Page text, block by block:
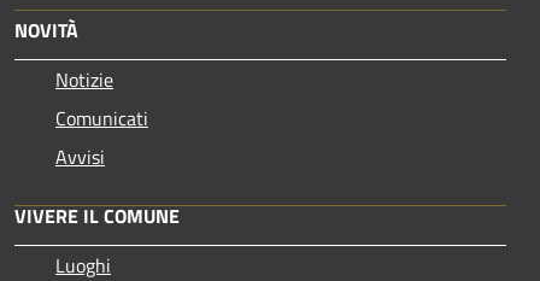
NOVITÀ
Notizie
Comunicati
Avvisi
VIVERE IL COMUNE
Luoghi